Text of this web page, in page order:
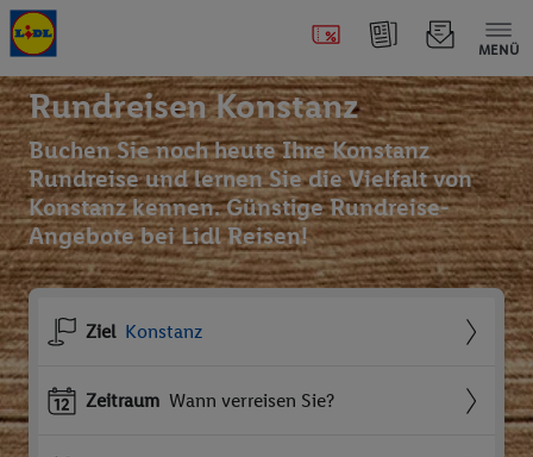
MENÜ
Rundreisen Konstanz
Buchen Sie noch heute Ihre Konstanz
Rundreise und lernen Sie die Vielfalt von
Konstanz kennen. Günstige Rundreise-
Angebote bei Lidl Reisen!
Ziel Konstanz
Zeitraum Wann verreisen Sie?